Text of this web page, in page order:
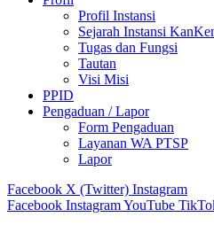
Profil Instansi
Sejarah Instansi
Tugas dan Fungsi
Tautan
Visi Misi
PPID
Pengaduan / Lapor
Form Pengaduan
Layanan WA PTSP
Lapor
Facebook X (Twitter) Instagram
Facebook InstagramYouTube